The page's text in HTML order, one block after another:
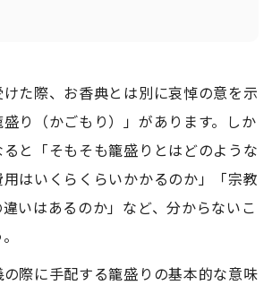
た際、お香典とは別に哀悼の意を示
り（かごもり）」があります。しか
と「そもそも籠盛りとはどのような
はいくらくらいかかるのか」「宗教
いはあるのか」など、分からないこ
際に手配する籠盛りの基本的な意味